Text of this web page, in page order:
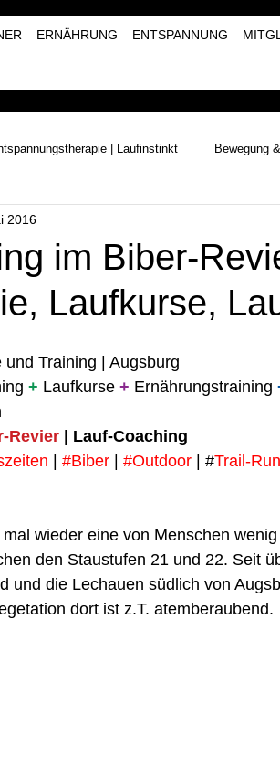
ERNÄHRUNG ENTSPANNUNG
| Laufinstinkt Bewegung
| Laufinstinkt+®
im Biber-
Laufkurse,
2016
Training | Augsburg
+ Laufkurse + Ernährungstraining
Revier | Lauf-Coaching
#Biber #Outdoor | #Trail-
wieder eine von Menschen
den Staustufen 21 und 22. Seit
und die Lechauen südlich von
dort ist z.T. atemberaubend.